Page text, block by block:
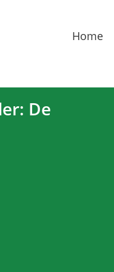
Home
De